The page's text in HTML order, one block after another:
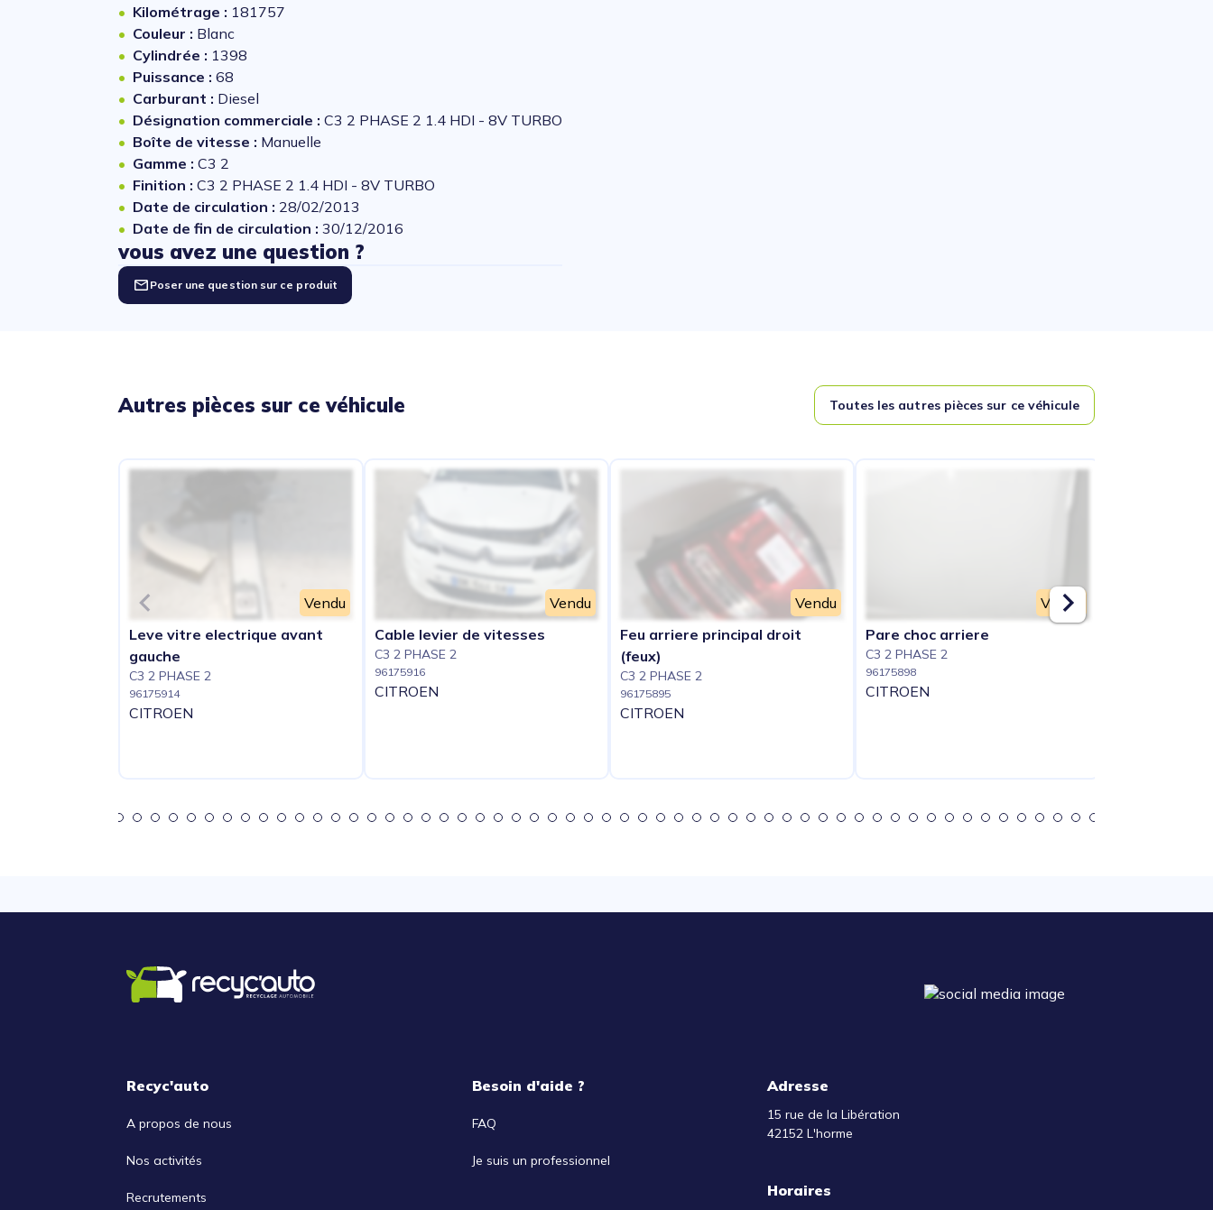
Kilométrage : 181757
Couleur : Blanc
Cylindrée : 1398
Puissance : 68
Carburant : Diesel
Désignation commerciale : C3 2 PHASE 2 1.4 HDI - 8V TURBO
Boîte de vitesse : Manuelle
Gamme : C3 2
Finition : C3 2 PHASE 2 1.4 HDI - 8V TURBO
Date de circulation : 28/02/2013
Date de fin de circulation : 30/12/2016
vous avez une question ?
Poser une question sur ce produit
Autres pièces sur ce véhicule Toutes les autres pièces sur ce véhicule
Vendu
Leve vitre electrique avant
gauche
C3 2 PHASE 2
96175914
CITROEN
Vendu
Cable levier de vitesses
C3 2 PHASE 2
96175916
CITROEN
Vendu
Feu arriere principal droit
(feux)
C3 2 PHASE 2
96175895
CITROEN
Vendu
Pare choc arriere
C3 2 PHASE 2
96175898
CITROEN
Recyc'auto
A propos de nous
Nos activités
Recrutements
Besoin d'aide ?
FAQ
Je suis un professionnel
Adresse
15 rue de la Libération
42152 L'horme
Horaires